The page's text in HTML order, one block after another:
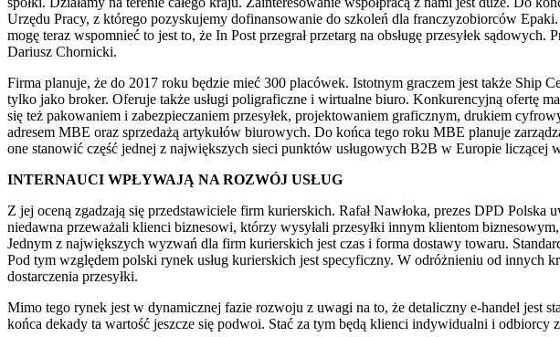
Urzędu Pracy, z którego pozyskujemy dofinansowanie do szkoleń dla franczyzobiorców
mogę teraz wspomnieć to jest to, że In Post przegrał przetarg na obsługę przesyłek
Dariusz Chornicki.
Firma planuje, że do 2017 roku będzie mieć 300 placówek. Istotnym graczem jest także Ship
tylko jako broker. Oferuje także usługi poligraficzne i wirtualne biuro. Konkurencyjną ofertę
się też pakowaniem i zabezpieczaniem przesyłek, projektowaniem graficznym, drukiem
adresem MBE oraz sprzedażą artykułów biurowych. Do końca tego roku MBE planuje
one stanowić część jednej z największych sieci punktów usługowych B2B w Europie liczącej
INTERNAUCI WPŁYWAJĄ NA ROZWÓJ USŁUG
Z jej oceną zgadzają się przedstawiciele firm kurierskich. Rafał Nawłoka, prezes DPD
niedawna przeważali klienci biznesowi, którzy wysyłali przesyłki innym klientom
Jednym z największych wyzwań dla firm kurierskich jest czas i forma dostawy towaru.
Pod tym względem polski rynek usług kurierskich jest specyficzny. W odróżnieniu od innych
dostarczenia przesyłki.
Mimo tego rynek jest w dynamicznej fazie rozwoju z uwagi na to, że detaliczny e-handel jest
końca dekady ta wartość jeszcze się podwoi. Stać za tym będą klienci indywidualni i